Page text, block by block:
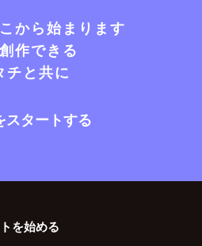
から始まります
作できる
チと共に
スタートする
を始める